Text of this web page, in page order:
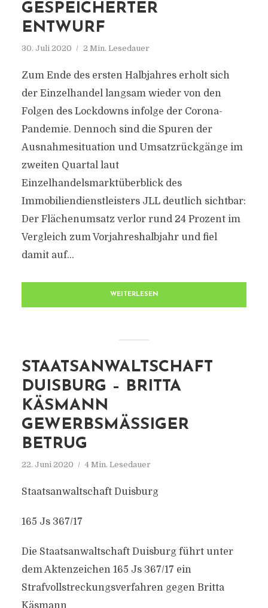
GESPEICHERTER
ENTWURF
30. Juli 2020 2 Min. Lesedauer
Zum Ende des ersten Halbjahres erholt sich
der Einzelhandel langsam wieder von den
Folgen des Lockdowns infolge der Corona-
Pandemie. Dennoch sind die Spuren der
Ausnahmesituation und Umsatzrückgänge im
zweiten Quartal laut
Einzelhandelsmarktüberblick des
Immobiliendienstleisters JLL deutlich sichtbar:
Der Flächenumsatz verlor rund 24 Prozent im
Vergleich zum Vorjahreshalbjahr und fiel
damit auf...
WEITERLESEN
STAATSANWALTSCHAFT
DUISBURG – BRITTA
KÄSMANN
GEWERBSMÄSSIGER B
ETRUG
22. Juni 2020 4 Min. Lesedauer
Staatsanwaltschaft Duisburg
165 Js 367/17
Die Staatsanwaltschaft Duisburg führt unter
dem Aktenzeichen 165 Js 367/17 ein
Strafvollstreckungsverfahren gegen Britta
Käsmann